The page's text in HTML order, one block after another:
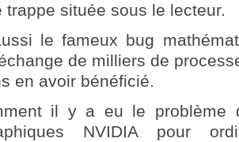
trappe située sous le lecteur.
le fameux bug
de milliers de
en avoir bénéficié.
il y a eu le problème
NVIDIA pour